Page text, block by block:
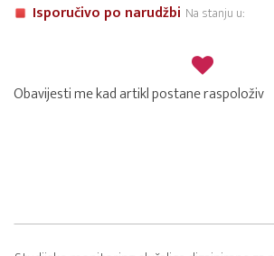
Isporučivo po narudžbi Na stanju u:
Obavijesti me kad artikl postane raspoloživ